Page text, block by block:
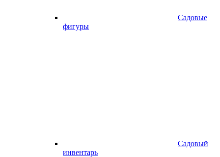
Садовые
фигуры
Садовый
инвентарь